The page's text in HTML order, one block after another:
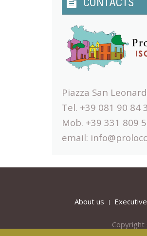
Piazza San
Tel. +39 081 90 84
Mob. +39 331 809
email:
About us Executive